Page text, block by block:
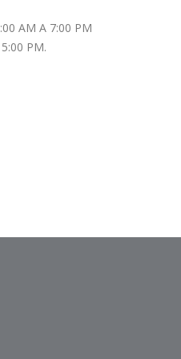
AM A 7:00 PM
PM.